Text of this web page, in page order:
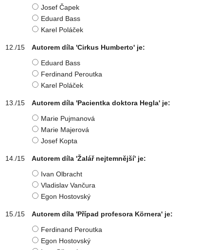
Josef Čapek
Eduard Bass
Karel Poláček
Autorem díla 'Cirkus Humberto' je:
Eduard Bass
Ferdinand Peroutka
Karel Poláček
Autorem díla 'Pacientka doktora Hegla' je:
Marie Pujmanová
Marie Majerová
Josef Kopta
Autorem díla 'Žalář nejtemnější' je:
Ivan Olbracht
Vladislav Vančura
Egon Hostovský
Autorem díla 'Případ profesora Körnera' je:
Ferdinand Peroutka
Egon Hostovský